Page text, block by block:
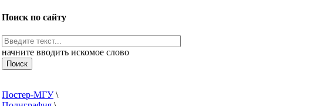
Поиск по сайту
начните вводить искомое слово
Поиск
Постер-МГУ \